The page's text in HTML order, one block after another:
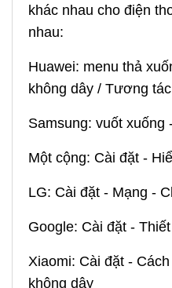
khác nhau cho điện
nhau:
Huawei: menu thả
không dây / Tương
Samsung: vuốt xuống
Một cộng: Cài đặt -
LG: Cài đặt - Mạng -
Google: Cài đặt -
Xiaomi: Cài đặt -
không dây